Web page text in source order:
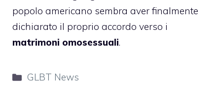
popolo americano sembra aver finalmente
dichiarato il proprio accordo verso i
matrimoni omosessuali.
Categorie
GLBT News